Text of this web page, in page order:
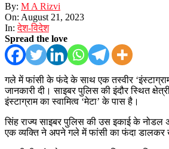
By: M A Rizvi
On: August 21, 2023
In: देश-विदेश
Spread the love
गले में फांसी के फंदे के साथ एक तस्वीर
जानकारी दी। साइबर पुलिस की इंदौर स्थित
इंस्टाग्राम का स्वामित्व ‘मेटा’ के पास है।
सिंह राज्य साइबर पुलिस की उस इकाई के नोडल
एक व्यक्ति ने अपने गले में फांसी का फंदा डालकर